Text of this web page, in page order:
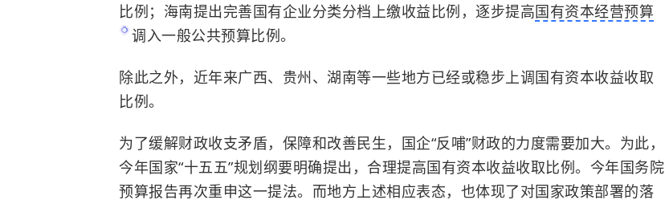
比例；海南提出完善国有企业分类分档上缴收益比例，逐步提高国有资本经营预算
调入一般公共预算比例。
除此之外，近年来广西、贵州、湖南等一些地方已经或稳步上调国有资本收益收取
比例。
为了缓解财政收支矛盾，保障和改善民生，国企“反哺”财政的力度需要加大。为此，
今年国家“十五五”规划纲要明确提出，合理提高国有资本收益收取比例。今年国务院
预算报告再次重申这一提法。而地方上述相应表态，也体现了对国家政策部署的落